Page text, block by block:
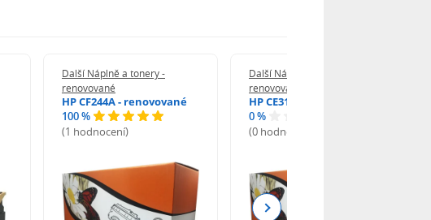
Další Náplně a tonery -
renovované
HP CF244A - renovované
100 %
(1 hodnocení)
Další Náplně a tonery -
renovované
HP CE312A - renovované
0 %
(0 hodnocení)
Next